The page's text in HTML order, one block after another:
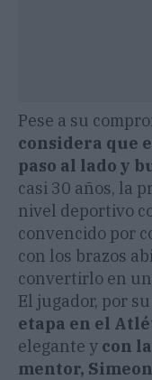
Pese a su
considera que
paso al lado y
casi 30 años, la
nivel deportivo
convencido por
con los brazos
convertirlo en
El jugador, por
etapa en el
elegante y con
mentor,